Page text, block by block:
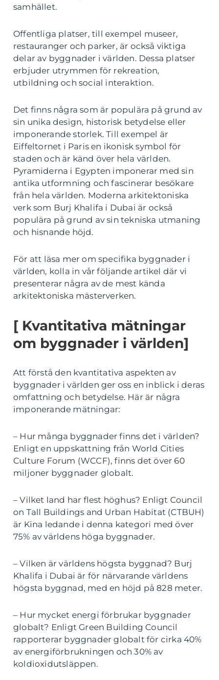
samhället.
Offentliga platser, till exempel museer,
restauranger och parker, är också viktiga
delar av byggnader i världen. Dessa platser
erbjuder utrymmen för rekreation,
utbildning och social interaktion.
Det finns några som är populära på grund av
sin unika design, historisk betydelse eller
imponerande storlek. Till exempel är
Eiffeltornet i Paris en ikonisk symbol för
staden och är känd över hela världen.
Pyramiderna i Egypten imponerar med sin
antika utformning och fascinerar besökare
från hela världen. Moderna arkitektoniska
verk som Burj Khalifa i Dubai är också
populära på grund av sin tekniska utmaning
och hisnande höjd.
För att läsa mer om specifika byggnader i
världen, kolla in vår följande artikel där vi
presenterar några av de mest kända
arkitektoniska mästerverken.
[ Kvantitativa mätningar
om byggnader i världen]
Att förstå den kvantitativa aspekten av
byggnader i världen ger oss en inblick i deras
omfattning och betydelse. Här är några
imponerande mätningar:
– Hur många byggnader finns det i världen?
Enligt en uppskattning från World Cities
Culture Forum (WCCF), finns det över 60
miljoner byggnader globalt.
– Vilket land har flest höghus? Enligt Council
on Tall Buildings and Urban Habitat (CTBUH)
är Kina ledande i denna kategori med över
75% av världens höga byggnader.
– Vilken är världens högsta byggnad? Burj
Khalifa i Dubai är för närvarande världens
högsta byggnad, med en höjd på 828 meter.
– Hur mycket energi förbrukar byggnader
globalt? Enligt Green Building Council
rapporterar byggnader globalt för cirka 40%
av energiförbrukningen och 30% av
koldioxidutsläppen.